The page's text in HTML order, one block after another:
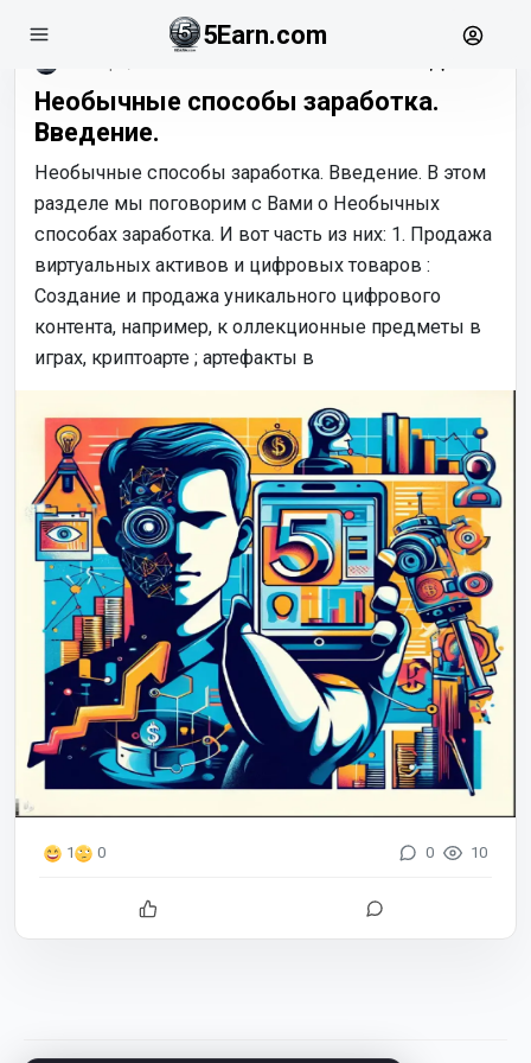
5Earn.com
Необычные способы заработка.
Введение.
Необычные способы заработка. Введение. В этом
разделе мы поговорим с Вами о Необычных
способах заработка. И вот часть из них: 1. Продажа
виртуальных активов и цифровых товаров :
Создание и продажа уникального цифрового
контента, например, к оллекционные предметы в
играх, криптоарте ; артефакты в
1 0 0 10